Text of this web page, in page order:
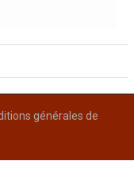
générales de